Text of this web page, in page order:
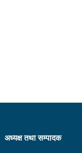
अध्यक्ष तथा सम्पादक